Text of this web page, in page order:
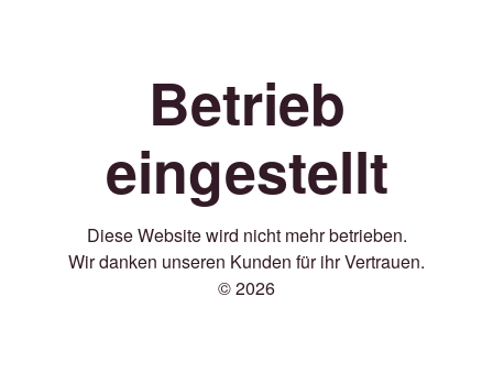
Betrieb
eingestellt
Diese Website wird nicht mehr betrieben.
Wir danken unseren Kunden für ihr Vertrauen.
© 2026